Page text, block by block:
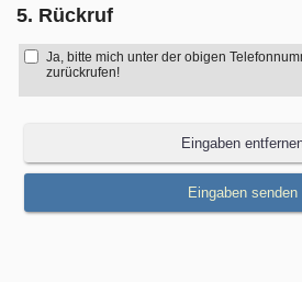
5. Rückruf
Ja, bitte mich unter der obigen
zurückrufen!